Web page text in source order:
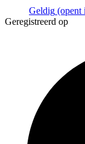
Geldig (opent
Geregistreerd op